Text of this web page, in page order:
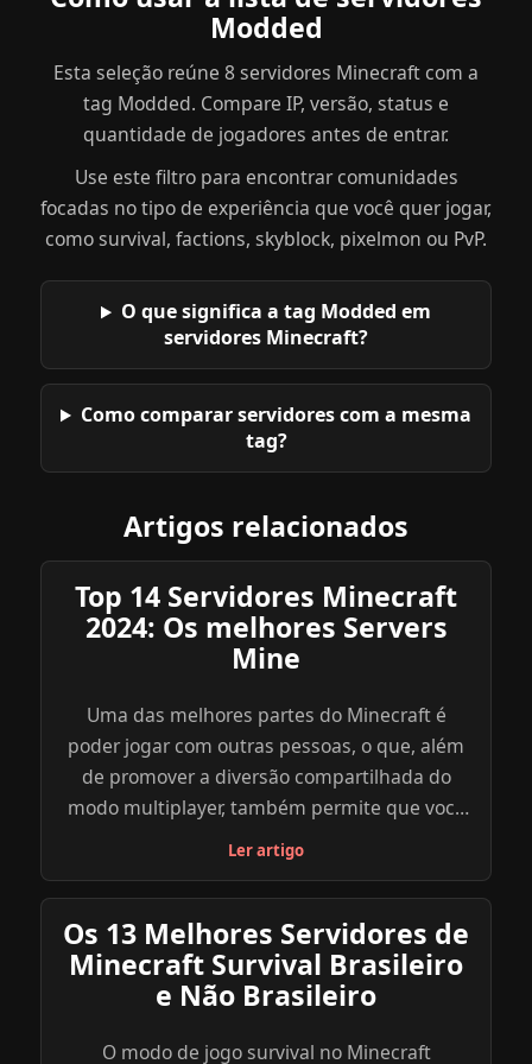
Modded
Esta seleção reúne 8 servidores Minecraft com a
tag Modded. Compare IP, versão, status e
quantidade de jogadores antes de entrar.
Use este filtro para encontrar comunidades
focadas no tipo de experiência que você quer jogar,
como survival, factions, skyblock, pixelmon ou PvP.
O que significa a tag Modded em
servidores Minecraft?
Como comparar servidores com a mesma
tag?
Artigos relacionados
Top 14 Servidores Minecraft
2024: Os melhores Servers
Mine
Uma das melhores partes do Minecraft é
poder jogar com outras pessoas, o que, além
de promover a diversão compartilhada do
modo multiplayer, também permite que você
explore uma diversidade de outros objetivos,
dos servidores criados por outros jogadores.
Abaixo, reunimos uma lista com os melhores
servidores de Minecraft para você se divertir e
explorar. Navegue com calma, atente para as
que parece mais ideal para você e seus
Ler artigo
Os 13 Melhores Servidores de
Minecraft Survival Brasileiro
e Não Brasileiro
O modo de jogo survival no Minecraft